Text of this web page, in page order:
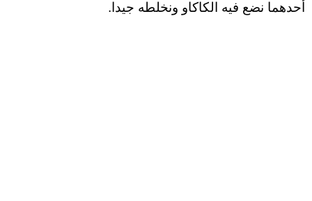
أحدهما ﻧﻀﻊ ﻓﻴﻪ ﺍﻟﻜﺎﻛﺎﻭ ونخلطه جيدا.